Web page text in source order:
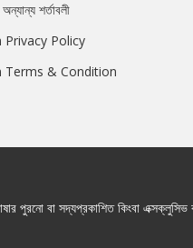
শর্তাবলী
Privacy Policy
Terms & Condition
পুরনো বা সদ্যপ্রকাশিত কিংবা